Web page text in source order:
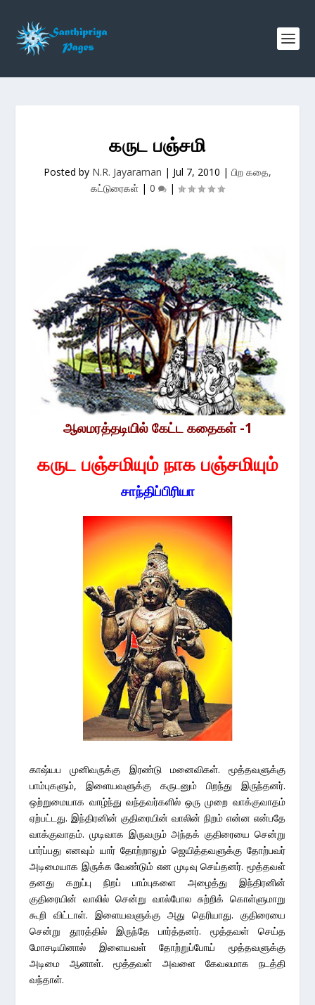
கருட பஞ்சமி
Posted by N.R. Jayaraman | Jul 7, 2010 | பிற கதை,
கட்டுரைகள் | 0 |
ஆலமரத்தடியில் கேட்ட கதைகள் -1
கருட பஞ்சமியும் நாக பஞ்சமியும்
சாந்திப்பிரியா
காஷ்யப முனிவருக்கு இரண்டு மனைவிகள். மூத்தவளுக்கு
பாம்புகளும், இளையவளுக்கு கருடனும் பிறந்து இருந்தனர்.
ஒற்றுமையாக வாழ்ந்து வந்தவர்களில் ஒரு முறை வாக்குவாதம்
ஏற்பட்டது. இந்திரனின் குதிரையின் வாலின் நிறம் என்ன என்பதே
வாக்குவாதம். முடிவாக இருவரும் அந்தக் குதிரையை சென்று
பார்ப்பது எனவும் யார் தோற்றாலும் ஜெயித்தவளுக்கு தோற்பவர்
அடிமையாக இருக்க வேண்டும் என முடிவு செய்தனர். மூத்தவள்
தனது கறுப்பு நிறப் பாம்புகளை அழைத்து இந்திரனின்
குதிரையின் வாலில் சென்று வால்போல சுற்றிக் கொள்ளுமாறு
கூறி விட்டாள். இளையவளுக்கு அது தெரியாது. குதிரையை
சென்று தூரத்தில் இருந்தே பார்த்தனர். மூத்தவள் செய்த
மோசடியினால் இளையவள் தோற்றுப்போய் மூத்தவளுக்கு
அடிமை ஆனாள். மூத்தவள் அவளை கேவலமாக நடத்தி
வந்தாள்.